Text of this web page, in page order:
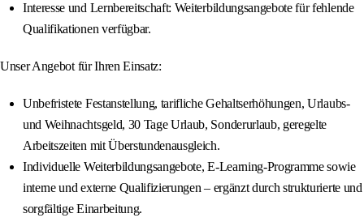
Interesse und Lernbereitschaft: Weiterbildungsangebote für fehlende
Qualifikationen verfügbar.
Unser Angebot für Ihren Einsatz:
Unbefristete Festanstellung, tarifliche Gehaltserhöhungen, Urlaubs-
und Weihnachtsgeld, 30 Tage Urlaub, Sonderurlaub, geregelte
Arbeitszeiten mit Überstundenausgleich.
Individuelle Weiterbildungsangebote, E‑Learning‑Programme sowie
interne und externe Qualifizierungen – ergänzt durch strukturierte und
sorgfältige Einarbeitung.